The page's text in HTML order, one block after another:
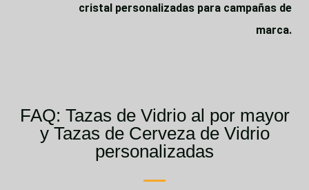
cristal personalizadas para campañas de
marca.
FAQ: Tazas de Vidrio al por mayor
y Tazas de Cerveza de Vidrio
personalizadas